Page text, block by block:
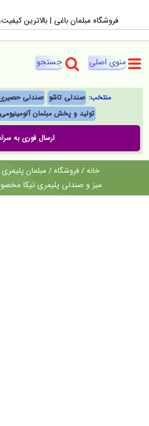
to
content
فروشگاه مبلمان باغی |‌ بالاترین
منتخب: صندلی تاشو صندلی
تولید و پخش مبلمان آلومینیومی
ارسال فوری به
خانه/فروشگاه/ مبلمان
میز و صندلی پلیمری تیکا